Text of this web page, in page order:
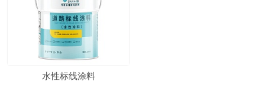
水性标线涂料